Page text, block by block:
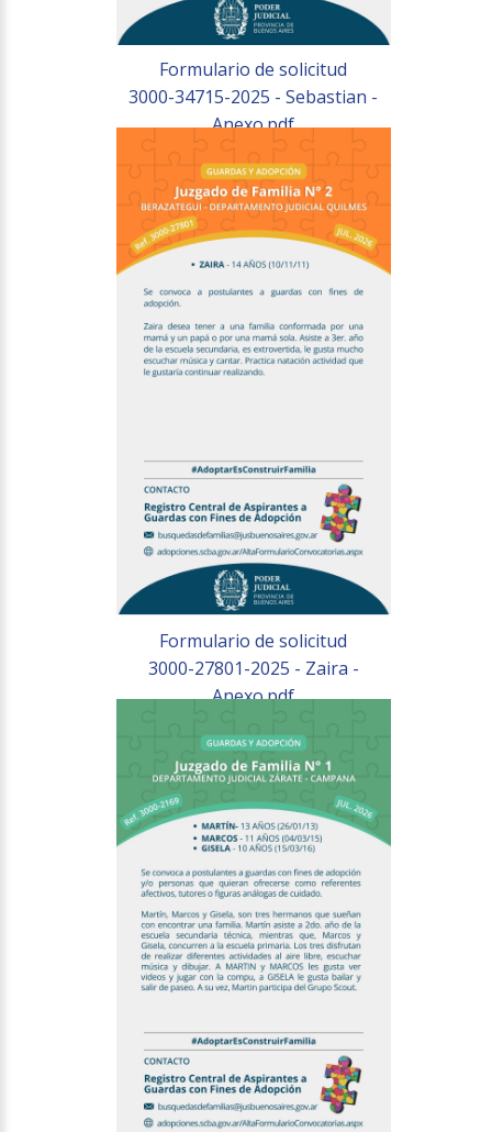
Formulario de solicitud
3000-34715-2025 - Sebastian -
Anexo.pdf
Formulario de solicitud
3000-27801-2025 - Zaira -
Anexo.pdf